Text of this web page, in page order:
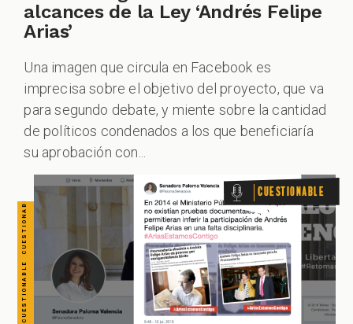
alcances de la Ley ‘Andrés Felipe
Arias’
Una imagen que circula en Facebook es
imprecisa sobre el objetivo del proyecto, que va
para segundo debate, y miente sobre la cantidad
de políticos condenados a los que beneficiaría
su aprobación con...
Cuestionable